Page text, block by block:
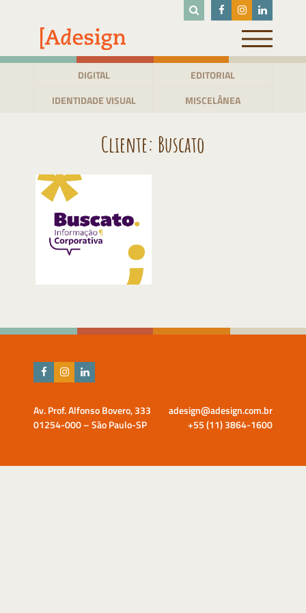
conteúdo
DIGITAL
EDITORIAL
IDENTIDADE VISUAL
MISCELÂNEA
Cliente: Buscato
Av. Prof. Alfonso Bovero, 333
01254-000 – São Paulo-SP
adesign@adesign.com.br
+55 (11) 3864-1600